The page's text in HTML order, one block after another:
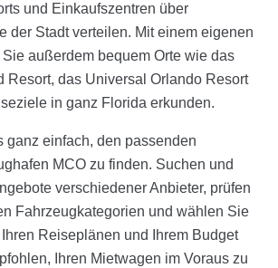
und Einkaufszentren über
der Stadt verteilen. Mit einem eigenen
außerdem bequem Orte wie das
Resort, das Universal Orlando Resort
in ganz Florida erkunden.
ganz einfach, den passenden
MCO zu finden. Suchen und
verschiedener Anbieter, prüfen
Fahrzeugkategorien und wählen Sie
Reiseplänen und Ihrem Budget
Ihren Mietwagen im Voraus zu